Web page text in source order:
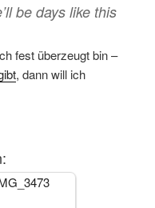
be days like this
fest überzeugt bin –
, dann will ich